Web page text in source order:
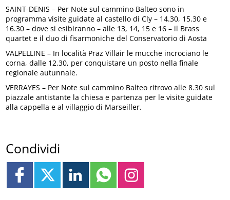
SAINT-DENIS – Per Note sul cammino Balteo sono in
programma visite guidate al castello di Cly – 14.30, 15.30 e
16.30 – dove si esibiranno – alle 13, 14, 15 e 16 – il Brass
quartet e il duo di fisarmoniche del Conservatorio di Aosta
VALPELLINE – In località Praz Villair le mucche incrociano le
corna, dalle 12.30, per conquistare un posto nella finale
regionale autunnale.
VERRAYES – Per Note sul cammino Balteo ritrovo alle 8.30 sul
piazzale antistante la chiesa e partenza per le visite guidate
alla cappella e al villaggio di Marseiller.
Condividi